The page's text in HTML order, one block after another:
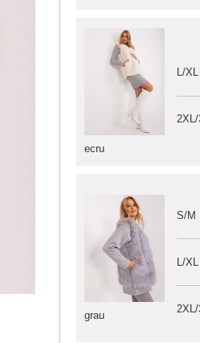
ecru
L/XL
grau
S/M
L/XL
2XL/